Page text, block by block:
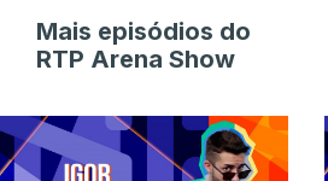
Mais episódios do
RTP Arena Show